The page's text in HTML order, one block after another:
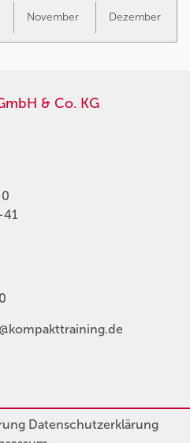
November Dezember
& Co. KG
41
Datenschutzerklärung